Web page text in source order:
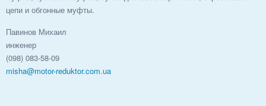
цепи и обгонные муфты.
Павинов Михаил
инженер
(098) 083-58-09
misha@motor-reduktor.com.ua